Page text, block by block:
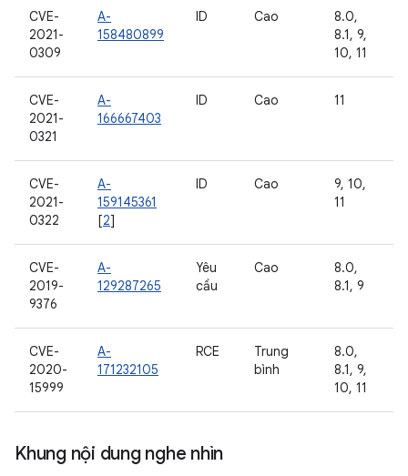
CVE-
2021-
0309
A-
158480899
ID Cao
8.0,
8.1, 9,
10, 11
CVE-
2021-
0321
A-
166667403
ID Cao 11
CVE-
2021-
0322
A-
159145361
[2]
ID Cao
9, 10,
11
CVE-
2019-
9376
A-
129287265
Yêu
cầu
Cao
8.0,
8.1, 9
CVE-
2020-
15999
A-
171232105
RCE
Trung
bình
8.0,
8.1, 9,
10, 11
Khung nội dung nghe nhìn